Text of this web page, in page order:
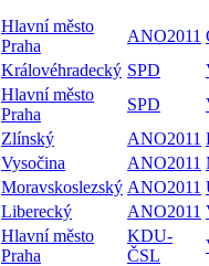
Hlavní město
Praha
ANO2011
Královéhradecký SPD
Hlavní město
Praha
SPD
Zlínský ANO2011
Vysočina ANO2011
Moravskoslezský ANO2011
Liberecký ANO2011
Hlavní město
Praha
KDU-
ČSL